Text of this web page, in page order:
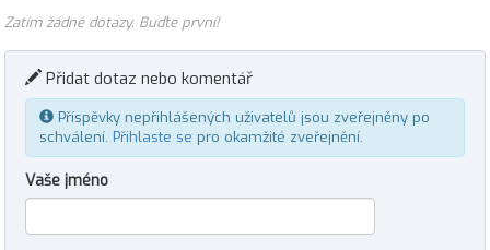
Zatím žádné dotazy. Buďte první!
Přidat dotaz nebo komentář
Příspěvky nepřihlášených uživatelů jsou zveřejněny po
schválení. Přihlaste se pro okamžité zveřejnění.
Vaše jméno